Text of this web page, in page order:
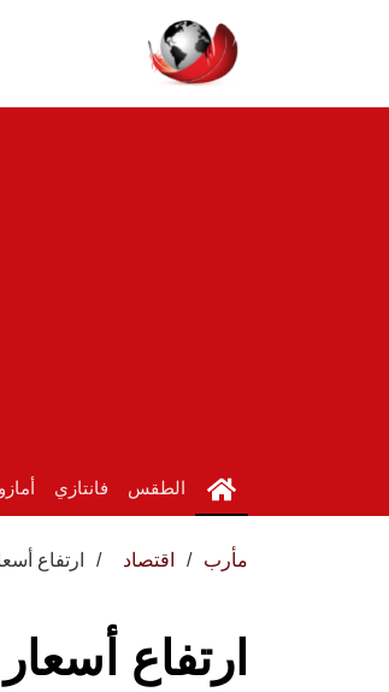
الطقس فانتازي
مأرب اقتصاد ارتفاع
ارتفاع